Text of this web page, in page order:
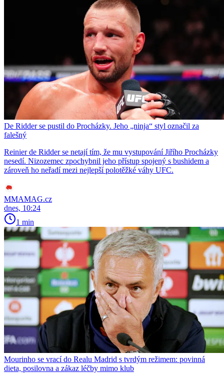
De Ridder se pustil do Procházky. Jeho „ninja“ styl označil za
falešný
Reinier de Ridder se netají tím, že mu vystupování Jiřího Procházky
nesedí. Nizozemec zpochybnil jeho přístup spojený s bushidem a
zároveň ho neřadí mezi nejlepší polotěžké váhy UFC.
MMAMAG.cz
dnes, 10:24
1 min
Mourinho se vrací do Realu Madrid s tvrdým režimem: povinná
dieta, posilovna a zákaz léčby mimo klub